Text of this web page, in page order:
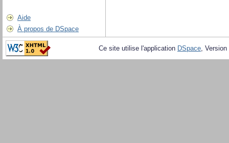
Aide
À propos de DSpace
Ce site utilise l'application DSpace,